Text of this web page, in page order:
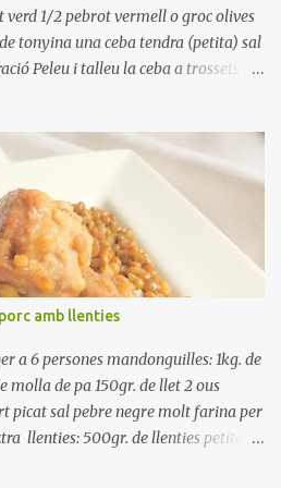
1/2 pebrot vermell o groc olives
tonyina una ceba tendra (petita) sal
Peleu i talleu la ceba a trossets i
a octaus. Talleu les olives a
portar a la taula, poseu els cigrons,
la resta d'ingredients: les tomates,
les olives i la tonyina esmicolada.
amb llenties
a 6 persones mandonguilles: 1kg. de
molla de pa 150gr. de llet 2 ous
picat sal pebre negre molt farina per
llenties: 500gr. de llenties petites